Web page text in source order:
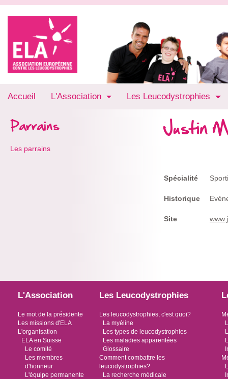
Accueil L'Association Les Leucodystrophies
Parrains
Les parrains
Justin
Spécialité
Historique
Site
L'Association
Le mot de la présidente
Les missions d'ELA
L'organisation
ELA en Suisse
Le comité
Les membres
d'honneur
L'équipe permanente
Les Leucodystrophies
Les leucodystrophies, c'est quoi?
La myéline
Les types de leucodystrophies
Les maladies apparentées
Glossaire
Comment combattre les
leucodystrophies?
La recherche médicale